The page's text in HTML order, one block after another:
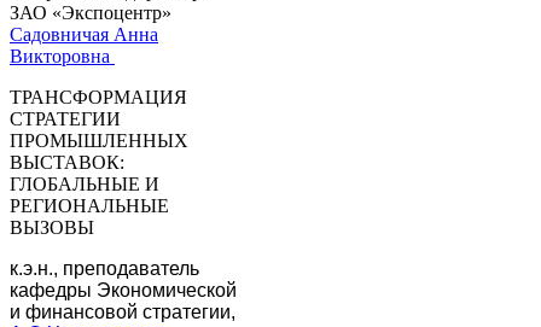
ЗАО «Экспоцентр»
Садовничая Анна
Викторовна
ТРАНСФОРМАЦИЯ
СТРАТЕГИИ
ПРОМЫШЛЕННЫХ
ВЫСТАВОК:
ГЛОБАЛЬНЫЕ И
РЕГИОНАЛЬНЫЕ
ВЫЗОВЫ
к.э.н., преподаватель
кафедры Экономической
и финансовой стратегии,